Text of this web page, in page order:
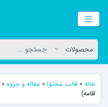
خانه» قالب محتوا» مقاله و جزوه»
اقامه)